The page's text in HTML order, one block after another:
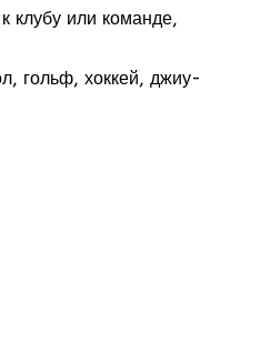
клубу или команде,
гольф, хоккей, джиу-